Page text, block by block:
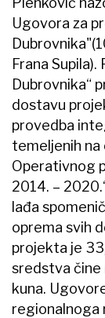
Ugovora za
Frana
Dubrovnika“
dostavu
provedba
temeljenih na
Operativnog
2014. –
lađa
oprema svih
projekta je
sredstva čine
kuna.
regionalnoga